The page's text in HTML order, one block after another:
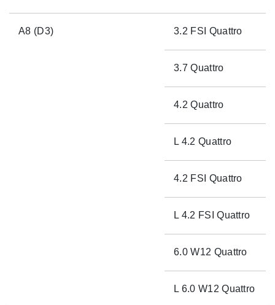
A8 (D3) 3.2 FSI Quattro
3.7 Quattro
4.2 Quattro
L 4.2 Quattro
4.2 FSI Quattro
L 4.2 FSI Quattro
6.0 W12 Quattro
L 6.0 W12 Quattro